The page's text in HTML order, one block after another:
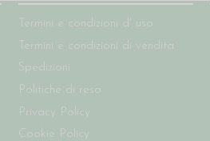
Termini e condizioni d' uso
Termini e condizioni di vendita
Spedizioni
Politiche di reso
Privacy Policy
Cookie Policy